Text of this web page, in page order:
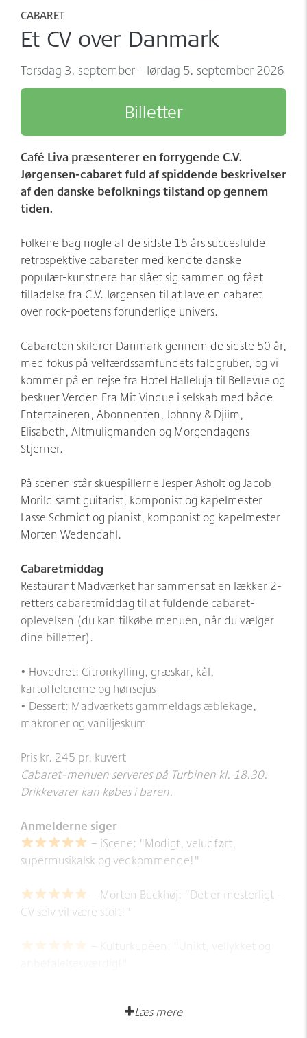
Sponsorer
net:vaerket og net:vaerket+
Kontakt
Møder/konferencer/fester
Værkets scener og sale
Spillestedet Turbinen
Grønnere tiltag
Følg os
CABARET
Et CV over Danmark
torsdag 3. september – lørdag 5. september 2026
Billetter
Café Liva præsenterer en forrygende C.V.
Jørgensen-cabaret fuld afspiddende beskrivelser
af den danske befolknings tilstand op gennem
tiden.
Folkene bag nogle af de sidste 15 års succesfulde
retrospektive cabareter med kendte danske
populær-kunstnere har slået sig sammen og fået
tilladelse fra C.V. Jørgensen til at lave en cabaret
over rock-poetens forunderlige univers.
Cabareten skildrer Danmark gennem de sidste 50 år,
med fokus på velfærdssamfundets faldgruber, og vi
kommer på en rejse fra Hotel Halleluja til Bellevue og
beskuer Verden Fra Mit Vindue i selskab med både
Entertaineren, Abonnenten, Johnny & Djiim,
Elisabeth, Altmuligmanden og Morgendagens
Stjerner.
På scenen står skuespillerne Jesper Asholt og Jacob
Morild samt guitarist, komponist og kapelmester
Lasse Schmidt og pianist, komponist og kapelmester
Morten Wedendahl.
Cabaretmiddag
Restaurant Madværket har sammensat en lækker 2-
retters cabaretmiddag til at fuldende cabaret­
oplevelsen (du kan tilkøbe menuen, når du vælger
dine billetter).
• Hovedret: Citronkylling, græskar, kål,
kartoffelcreme og hønsejus
• Dessert: Madværkets gammeldags æblekage,
makroner og vaniljeskum
Pris kr. 245 pr. kuvert
Cabaret-menuen serveres på Turbinen kl. 18.30.
Drikkevarer kan købes i baren.
Anmelderne siger
– iScene: "Modigt, veludført,
supermusikalsk og vedkommende!"
– Morten Buckhøj: "Det er mesterligt -
CV selv vil være stolt!"
Læs mere